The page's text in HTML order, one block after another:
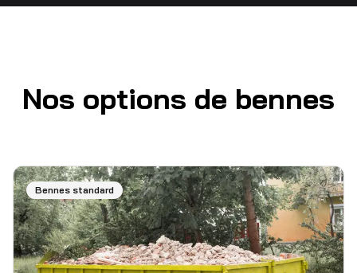
Nos options de bennes
Bennes standard